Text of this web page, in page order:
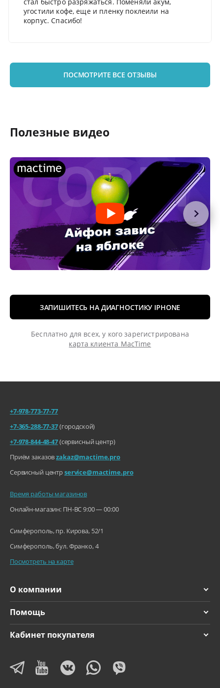
угостили кофе, еще и пленку поклеили на
корпус. Спасибо!
ПОСМОТРИТЕ ВСЕ ОТЗЫВЫ
Полезные видео
ЗАПИШИТЕСЬ НА ДИАГНОСТИКУ IPHONE
Бесплатно для всех, у кого зарегистрирована
карта клиента MacTime
О компании
Помощь
Кабинет покупателя
+7-978-773-77-77
+7-365-288-77-37(городской)
+7-978-844-48-47(сервисный центр)
Приём заказовzakaz@mactime.pro
Сервисный центрservice@mactime.pro
Время работы магазинов
Онлайн-магазин: ПН-ВС 9:00 — 00:00
Симферополь, пр. Кирова, 52/1
Симферополь, бул. Франко, 4
Посмотреть на карте